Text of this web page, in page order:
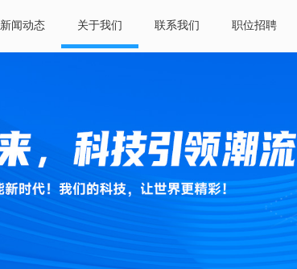
新闻动态 关于我们 联系我们 职位招聘